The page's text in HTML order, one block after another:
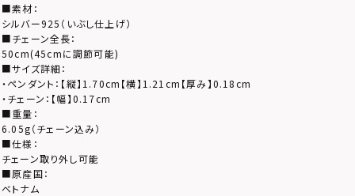
■素材：
シルバー925（いぶし仕上げ）
■チェーン全長：
50cm(45cmに調節可能)
■サイズ詳細：
・ペンダント：【縦】1.70cm【横】1.21cm【厚み】0.18cm
・チェーン：【幅】0.17cm
■重量：
6.05g（チェーン込み）
■仕様：
チェーン取り外し可能
■原産国：
ベトナム